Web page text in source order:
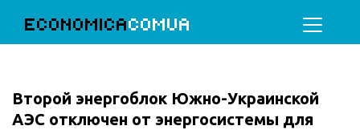
ECONOMICACOMUA
Второй энергоблок Южно-Украинской
АЭС отключен от энергосистемы для